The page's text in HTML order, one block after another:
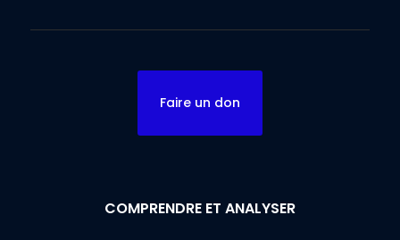
Faire un don
COMPRENDRE ET ANALYSER